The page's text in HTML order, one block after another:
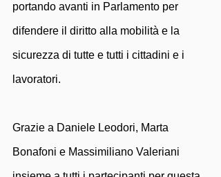
portando avanti in Parlamento per
difendere il diritto alla mobilità e la
sicurezza di tutte e tutti i cittadini e i
lavoratori.
Grazie a Daniele Leodori, Marta
Bonafoni e Massimiliano Valeriani